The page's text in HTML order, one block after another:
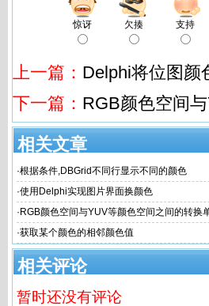
惊讶 欠揍 支持
上一篇： Delphi将位图颜
下一篇： RGB颜色空间
相关文章
·根据条件,DBGrid不同行显示不同的颜色
·使用Delphi实现图片界面换颜色
· RGB颜色空间与YUV等颜色空间之间的转换
·获取某个颜色的相邻颜色值
相关评论
暂时还没有评论